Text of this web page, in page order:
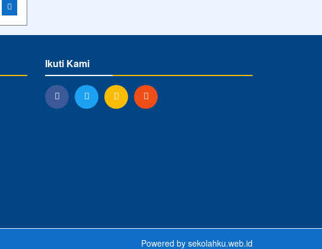
Ikuti Kami
Powered by sekolahku.web.id